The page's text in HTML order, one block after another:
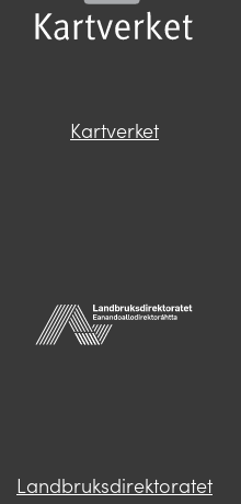
Kartverket
Landbruksdirektoratet